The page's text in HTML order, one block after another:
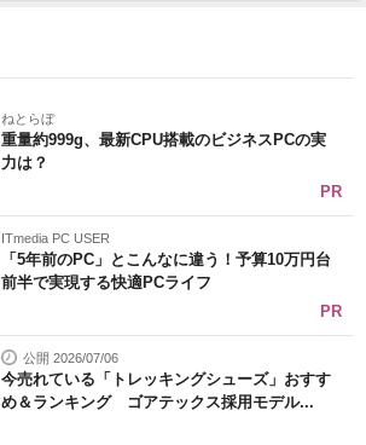
ねとらぼ
重量約999g、最新CPU搭載のビジネスPCの実
力は？
PR
ITmedia PC USER
「5年前のPC」とこんなに違う！予算10万円台
前半で実現する快適PCライフ
PR
公開 2026/07/06
今売れている「トレッキングシューズ」おすす
め＆ランキング ゴアテックス採用モデル...